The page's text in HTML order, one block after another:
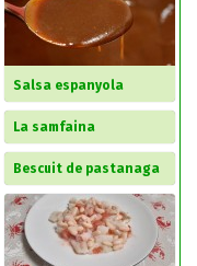
Salsa espanyola
La samfaina
Bescuit de pastanaga